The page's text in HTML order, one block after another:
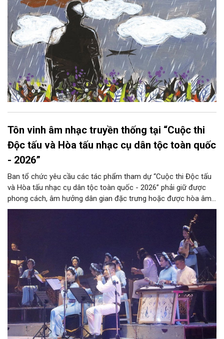
Tôn vinh âm nhạc truyền thống tại “Cuộc thi
Độc tấu và Hòa tấu nhạc cụ dân tộc toàn quốc
- 2026”
Ban tổ chức yêu cầu các tác phẩm tham dự “Cuộc thi Độc tấu
và Hòa tấu nhạc cụ dân tộc toàn quốc - 2026” phải giữ được
phong cách, âm hưởng dân gian đặc trưng hoặc được hòa âm,
phối khí mới trên nền tảng làn điệu âm nhạc truyền thống Việt
Nam, đồng thời phải được trình diễn trực tiếp bằng nhạc cụ dân